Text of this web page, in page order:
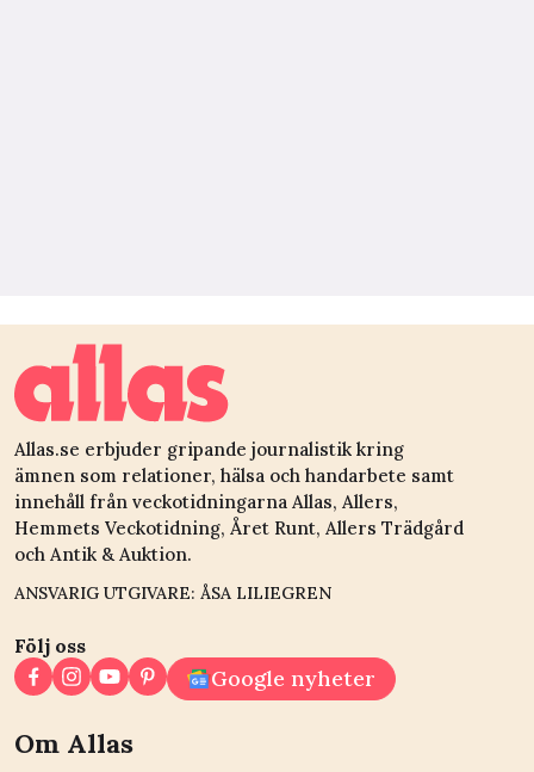
Allas.se erbjuder gripande journalistik kring
ämnen som relationer, hälsa och handarbete samt
innehåll från veckotidningarna Allas, Allers,
Hemmets Veckotidning, Året Runt, Allers Trädgård
och Antik & Auktion.
ANSVARIG UTGIVARE: ÅSA LILIEGREN
Följ oss
Google nyheter
Om Allas